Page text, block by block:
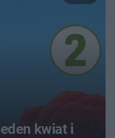
kwiat i